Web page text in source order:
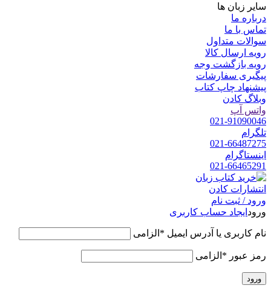
سایر زبان ها
درباره ما
تماس با ما
سوالات متداول
رویه ارسال کالا
رویه بازگشت وجه
پیگیری سفارشات
پیشنهاد چاپ کتاب
وبلاگ کادن
واتس آپ
021-91090046
تلگرام
021-66487275
اینستاگرام
021-66465291
ورود / ثبت نام
ورود ایجاد حساب کاربری
نام کاربری یا آدرس ایمیل * الزامی
رمز عبور * الزامی
ورود